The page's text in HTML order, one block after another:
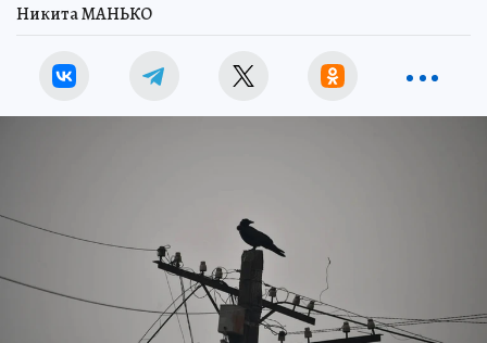
Никита МАНЬКО